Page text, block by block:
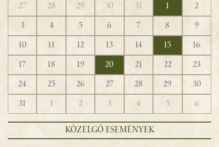
27 28 29 30 31 1
2
3
4 5 6 7 8
9
10
11 12 13 14 15
16
17
18 19 20 21 22
23
24
25 26 27 28 29
30
31
1 2 3 4 5 6
KÖZELGŐ ESEMÉNYEK